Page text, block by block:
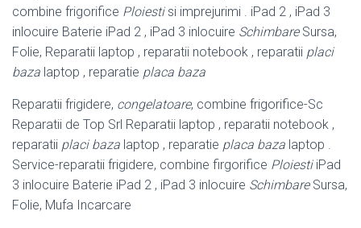
combine frigorifice Ploiestisi imprejurimi . iPad 2 , iPad 3
inlocuire Baterie iPad 2 , iPad 3 inlocuire SchimbareSursa,
Folie, Reparatii laptop , reparatii notebook , reparatii placi
baza laptop , reparatie placa baza
Reparatii frigidere, congelatoare, combine frigorifice-Sc
Reparatii de Top Srl Reparatii laptop , reparatii notebook ,
reparatii placi baza laptop , reparatie placa baza laptop .
Service-reparatii frigidere, combine firgorifice PloiestiiPad
3 inlocuire Baterie iPad 2 , iPad 3 inlocuire SchimbareSursa,
Folie, Mufa Incarcare